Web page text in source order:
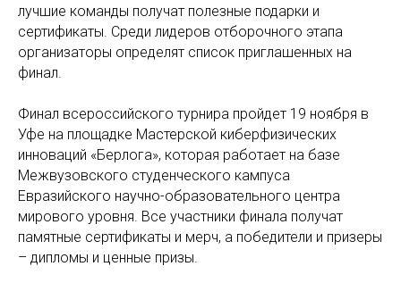
лучшие команды получат полезные подарки и
сертификаты. Среди лидеров отборочного этапа
организаторы определят список приглашенных на
финал.
Финал всероссийского турнира пройдет 19 ноября в
Уфе на площадке Мастерской киберфизических
инноваций «Берлога», которая работает на базе
Межвузовского студенческого кампуса
Евразийского научно-образовательного центра
мирового уровня. Все участники финала получат
памятные сертификаты и мерч, а победители и призеры
– дипломы и ценные призы.